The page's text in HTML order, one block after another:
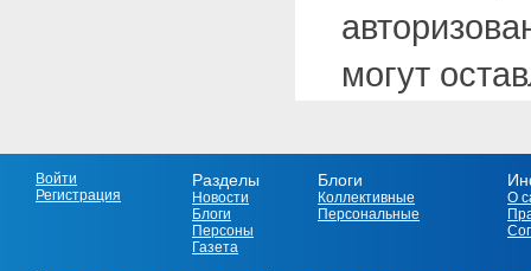
могут
Войти
Регистрация
Разделы
Новости
Блоги
Персоны
Газета
Блоги
Коллективные
Персональные
О